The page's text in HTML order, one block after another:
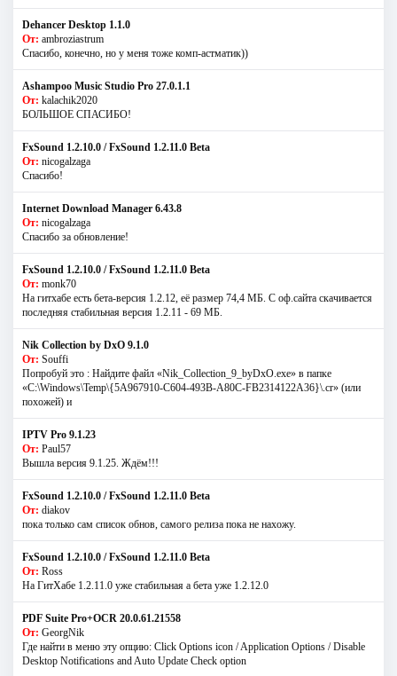
Dehancer Desktop 1.1.0
От: ambroziastrum
Спасибо, конечно, но у меня тоже комп-астматик))
Ashampoo Music Studio Pro 27.0.1.1
От: kalachik2020
БОЛЬШОЕ СПАСИБО!
FxSound 1.2.10.0 / FxSound 1.2.11.0 Beta
От: nicogalzaga
Спасибо!
Internet Download Manager 6.43.8
От: nicogalzaga
Спасибо за обновление!
FxSound 1.2.10.0 / FxSound 1.2.11.0 Beta
От: monk70
На гитхабе есть бета-версия 1.2.12, её размер 74,4 МБ. С оф.сайта скачивается
последняя стабильная версия 1.2.11 - 69 МБ.
Nik Collection by DxO 9.1.0
От: Souffi
Попробуй это : Найдите файл «Nik_Collection_9_byDxO.exe» в папке
«C:\Windows\Temp\{5A967910-C604-493B-A80C-FB2314122A36}\.cr» (или
похожей) и
IPTV Pro 9.1.23
От: Paul57
Вышла версия 9.1.25. Ждём!!!
FxSound 1.2.10.0 / FxSound 1.2.11.0 Beta
От: diakov
пока только сам список обнов, самого релиза пока не нахожу.
FxSound 1.2.10.0 / FxSound 1.2.11.0 Beta
От: Ross
На ГитХабе 1.2.11.0 уже стабильная а бета уже 1.2.12.0
PDF Suite Pro+OCR 20.0.61.21558
От: GeorgNik
Где найти в меню эту опцию: Click Options icon / Application Options / Disable
Desktop Notifications and Auto Update Check option